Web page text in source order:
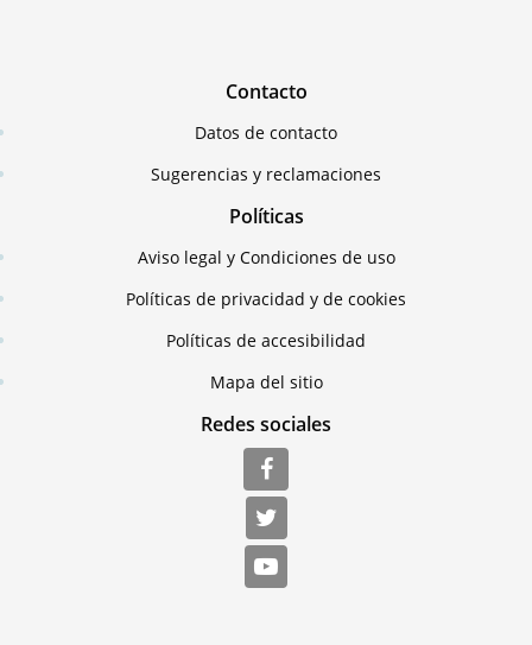
Contacto
Datos de contacto
Sugerencias y reclamaciones
Políticas
Aviso legal y Condiciones de uso
Políticas de privacidad y de cookies
Políticas de accesibilidad
Mapa del sitio
Redes sociales